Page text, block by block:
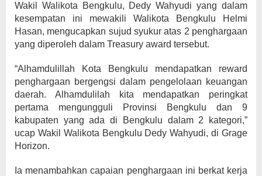
Wakil Walikota Bengkulu, Dedy Wahyudi yang dalam
kesempatan ini mewakili Walikota Bengkulu Helmi
Hasan, mengucapkan sujud syukur atas 2 penghargaan
yang diperoleh dalam Treasury award tersebut.
“Alhamdulillah Kota Bengkulu mendapatkan reward
penghargaan bergengsi dalam pengelolaan keuangan
daerah. Alhamdulilah kita mendapatkan peringkat
pertama mengungguli Provinsi Bengkulu dan 9
kabupaten yang ada di Bengkulu dalam 2 kategori,”
ucap Wakil Walikota Bengkulu Dedy Wahyudi, di Grage
Horizon.
Ia menambahkan capaian penghargaan ini berkat kerja